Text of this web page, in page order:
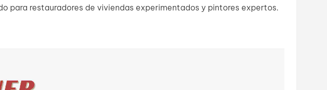
para restauradores de viviendas experimentados y pintores expertos.